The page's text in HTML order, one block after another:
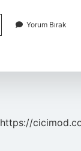
Yorum Bırak
https://